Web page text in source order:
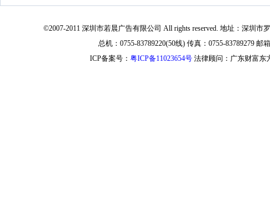
©2007-2011 深圳市若晨广告有限公司 All rights reserved. 地址：深圳市
总机：0755-83789220(50线) 传真：0755-83789279 邮
ICP备案号： 粤ICP备11023654号 法律顾问：广东财富东